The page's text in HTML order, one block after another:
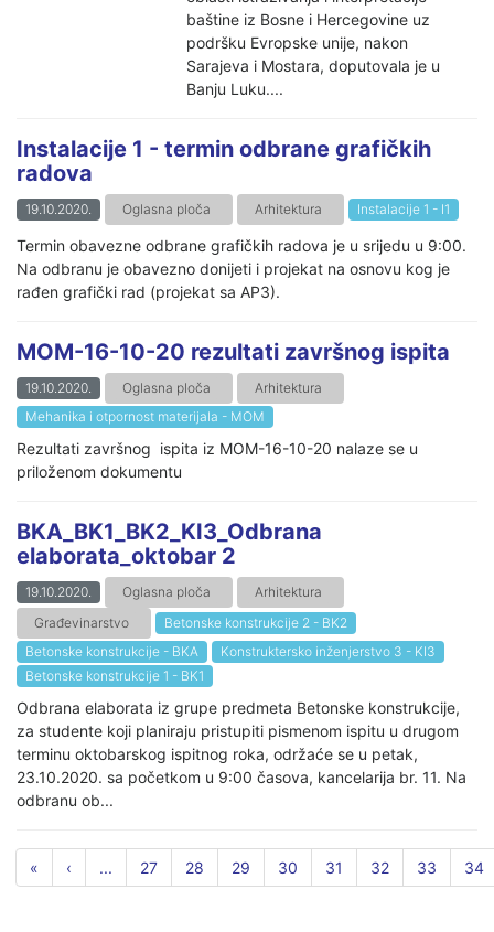
baštine iz Bosne i Hercegovine uz
podršku Evropske unije, nakon
Sarajeva i Mostara, doputovala je u
Banju Luku....
Instalacije 1 - termin odbrane grafičkih
radova
19.10.2020. Oglasna ploča Arhitektura Instalacije 1 - I1
Termin obavezne odbrane grafičkih radova je u srijedu u 9:00.
Na odbranu je obavezno donijeti i projekat na osnovu kog je
rađen grafički rad (projekat sa AP3).
MOM-16-10-20 rezultati završnog ispita
19.10.2020. Oglasna ploča
Arhitektura
Mehanika i otpornost materijala - MOM
Rezultati završnog ispita iz MOM-16-10-20 nalaze se u
priloženom dokumentu
BKA_BK1_BK2_KI3_Odbrana
elaborata_oktobar 2
19.10.2020. Oglasna ploča
Arhitektura
Građevinarstvo
Betonske konstrukcije 2 - BK2
Betonske konstrukcije - BKA
Konstruktersko inženjerstvo 3 - KI3
Betonske konstrukcije 1 - BK1
Odbrana elaborata iz grupe predmeta Betonske konstrukcije,
za studente koji planiraju pristupiti pismenom ispitu u drugom
terminu oktobarskog ispitnog roka, održaće se u petak,
23.10.2020. sa početkom u 9:00 časova, kancelarija br. 11. Na
odbranu ob...
« ‹ ... 27 28 29 30 31 32 33 34